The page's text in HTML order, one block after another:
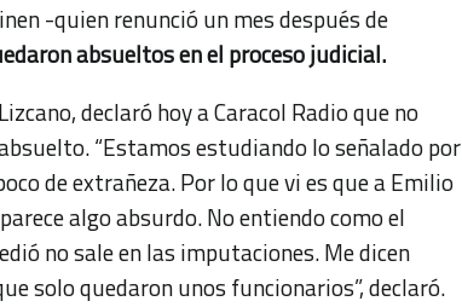
-quien renunció un mes después de
absueltos en el proceso judicial.
declaró hoy a Caracol Radio que no
“Estamos estudiando lo señalado por
de extrañeza. Por lo que vi es que a Emilio
algo absurdo. No entiendo como el
no sale en las imputaciones. Me dicen
solo quedaron unos funcionarios”, declaró.